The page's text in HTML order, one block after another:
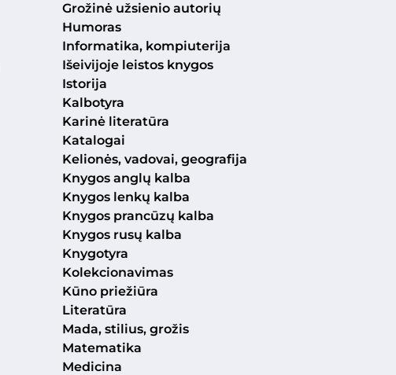
Grožinė užsienio autorių
Humoras
Informatika, kompiuterija
Išeivijoje leistos knygos
Istorija
Kalbotyra
Karinė literatūra
Katalogai
Kelionės, vadovai, geografija
Knygos anglų kalba
Knygos lenkų kalba
Knygos prancūzų kalba
Knygos rusų kalba
Knygotyra
Kolekcionavimas
Kūno priežiūra
Literatūra
Mada, stilius, grožis
Matematika
Medicina